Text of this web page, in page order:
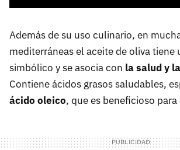
Además de su uso culinario, en
mediterráneas el aceite de oliva tiene
simbólico y se asocia con la salud y
Contiene ácidos grasos saludables,
ácido oleico, que es beneficioso